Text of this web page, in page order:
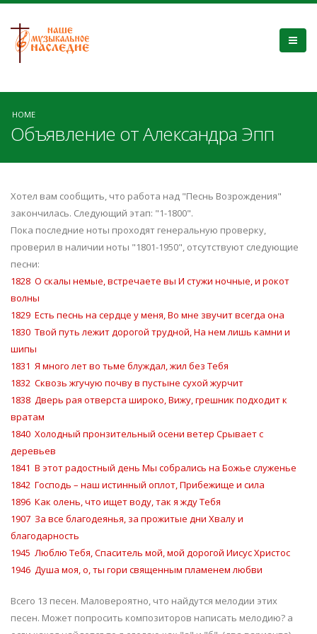
HOME
Объявление от Александра Эпп
Хотел вам сообщить, что работа над "Песнь Возрождения"
закончилась. Следующий этап: "1-1800".
Пока последние ноты проходят генеральную проверку,
проверил в наличии ноты "1801-1950", отсутствуют следующие
песни:
1828 О скалы немые, встречаете вы И стужи ночные, и рокот
волны
1829 Есть песнь на сердце у меня, Во мне звучит всегда она
1830 Твой путь лежит дорогой трудной, На нем лишь камни и
шипы
1831 Я много лет во тьме блуждал, жил без Тебя
1832 Сквозь жгучую почву в пустыне сухой журчит
1838 Дверь рая отверста широко, Вижу, грешник подходит к
вратам
1840 Холодный пронзительный осени ветер Срывает с
деревьев
1841 В этот радостный день Мы собрались на Божье служенье
1842 Господь – наш истинный оплот, Прибежище и сила
1896 Как олень, что ищет воду, так я жду Тебя
1907 За все благодеянья, за прожитые дни Хвалу и
благодарность
1945 Люблю Тебя, Спаситель мой, мой дорогой Иисус Христос
1946 Душа моя, о, ты гори священным пламенем любви
Всего 13 песен. Маловероятно, что найдутся мелодии этих
песен. Может попросить композиторов написать мелодию? а